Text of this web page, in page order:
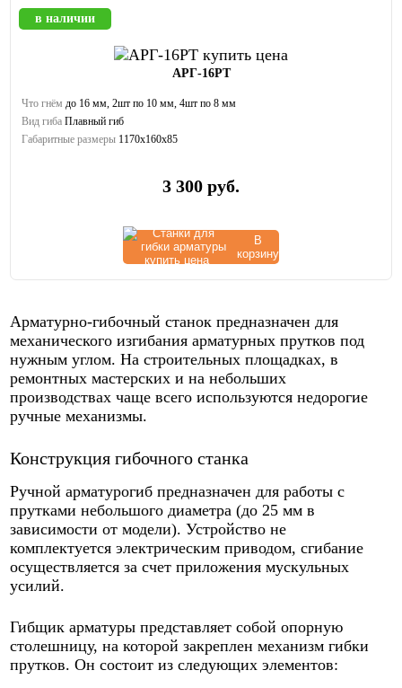
в наличии
АРГ-16РТ
Что гнём до 16 мм, 2шт по 10 мм, 4шт по 8 мм
Вид гиба Плавный гиб
Габаритные размеры 1170х160х85
3 300 руб.
В
корзину
Арматурно-гибочный станок предназначен для
механического изгибания арматурных прутков под
нужным углом. На строительных площадках, в
ремонтных мастерских и на небольших
производствах чаще всего используются недорогие
ручные механизмы.
Конструкция гибочного станка
Ручной арматурогиб предназначен для работы с
прутками небольшого диаметра (до 25 мм в
зависимости от модели). Устройство не
комплектуется электрическим приводом, сгибание
осуществляется за счет приложения мускульных
усилий.
Гибщик арматуры представляет собой опорную
столешницу, на которой закреплен механизм гибки
прутков. Он состоит из следующих элементов: